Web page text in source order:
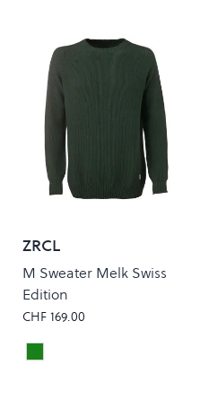
ZRCL
M Sweater Melk Swiss
Edition
CHF 169.00
Colour
Dark Green